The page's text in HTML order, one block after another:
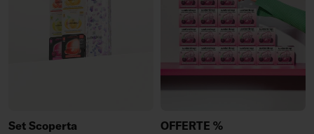
Set Scoperta OFFERTE %